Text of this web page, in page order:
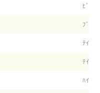
ﾋﾞﾂｸ
ﾌﾞﾗﾂ
ﾃｲﾌｱ
ﾃｲﾌｱ
ﾊｲｴｸ